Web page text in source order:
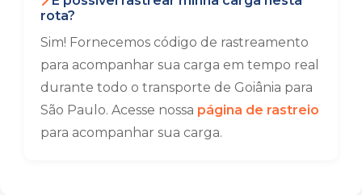
rota?
Sim! Fornecemos código de rastreamento
para acompanhar sua carga em tempo real
durante todo o transporte de Goiânia para
São Paulo. Acesse nossa página de rastreio
para acompanhar sua carga.